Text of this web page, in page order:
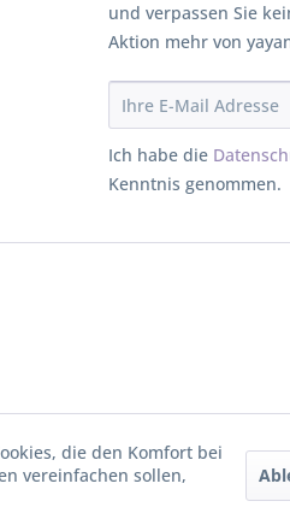
und verpassen Sie
Aktion mehr von
Ich habe die
Kenntnis genommen.
die den Komfort bei
vereinfachen sollen,